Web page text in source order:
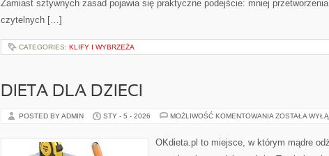
Zamiast sztywnych zasad pojawia się praktyczne podejście: mniej
czytelnych […]
CATEGORIES: KLIFY I WYBRZEŻA
DIETA DLA DZIECI
POSTED BY ADMIN STY - 5 - 2026 MOŻLIWOŚĆ KOMENTOWANIA DIETA
ZOSTAŁA
OKdieta.pl to miejsce, w którym mądre